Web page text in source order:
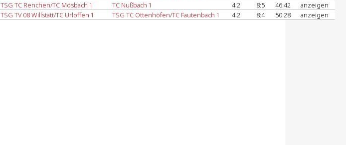
TSG TC Renchen/TC Mösbach 1 TC Nußbach 1 4:2 8:5 46:42
anzeigen
TSG TV 08 Willstätt/TC Urloffen 1
TSG TC Ottenhöfen/TC Fautenbach 1 4:2 8:4 50:28 anzeigen